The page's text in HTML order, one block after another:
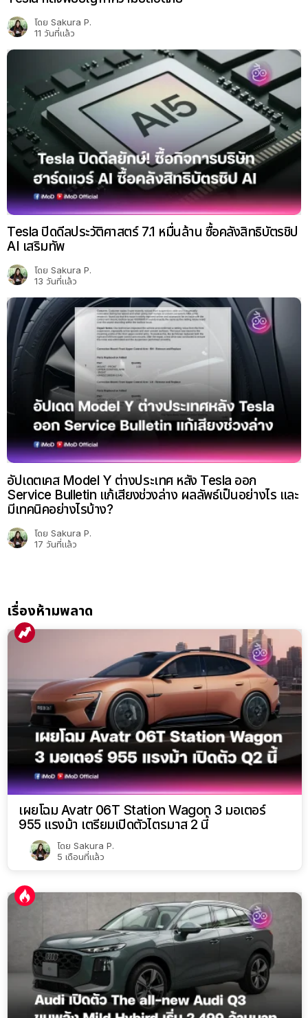
โดย Sakura P.
11 วันที่แล้ว
Tesla ปิดดีลประวัติศาสตร์ 7.1 หมื่นล้าน ซื้อคลังสิทธิบัตรชิป
AI เสริมทัพ
โดย Sakura P.
13 วันที่แล้ว
อัปเดตเคส Model Y ต่างประเทศ หลัง Tesla ออก
Service Bulletin แก้เสียงช่วงล่าง ผลลัพธ์เป็นอย่างไร และ
มีเทคนิคอย่างไรบ้าง?
โดย Sakura P.
17 วันที่แล้ว
เรื่องห้ามพลาด
เผยโฉม Avatr 06T Station Wagon 3 มอเตอร์
955 แรงม้า เตรียมเปิดตัวไตรมาส 2 นี้
โดย Sakura P.
5 เดือนที่แล้ว